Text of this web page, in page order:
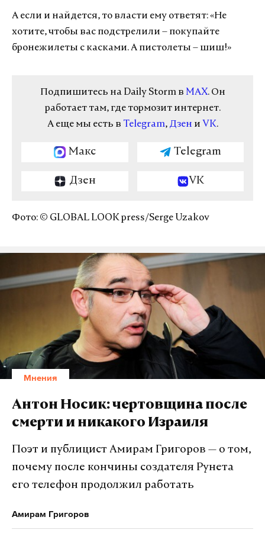
А если и найдется, то власти ему ответят: «Не
хотите, чтобы вас подстрелили – покупайте
бронежилеты с касками. А пистолеты – шиш!»
Подпишитесь на Daily Storm в MAX. Он
работает там, где тормозит интернет.
А еще мы есть в Telegram, Дзен и VK.
Макс Telegram
Дзен VK
Фото: © GLOBAL LOOK press/Serge Uzakov
Мнения
Антон Носик: чертовщина после
смерти и никакого Израиля
Поэт и публицист Амирам Григоров — о том,
почему после кончины создателя Рунета
его телефон продолжил работать
Амирам Григоров